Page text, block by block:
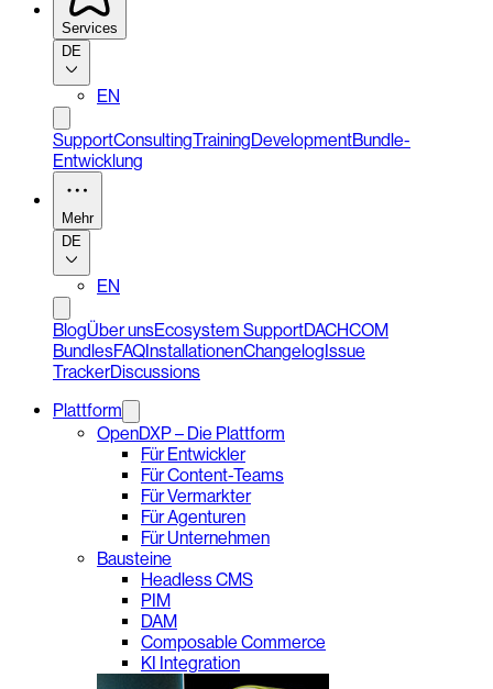
Services
DE
EN
SupportConsultingTrainingDevelopmentBundle-
Entwicklung
Mehr
DE
EN
BlogÜber unsEcosystem SupportDACHCOM
BundlesFAQInstallationenChangelogIssue
TrackerDiscussions
Plattform
OpenDXP – Die Plattform
Für Entwickler
Für Content-Teams
Für Vermarkter
Für Agenturen
Für Unternehmen
Bausteine
Headless CMS
PIM
DAM
Composable Commerce
KI Integration